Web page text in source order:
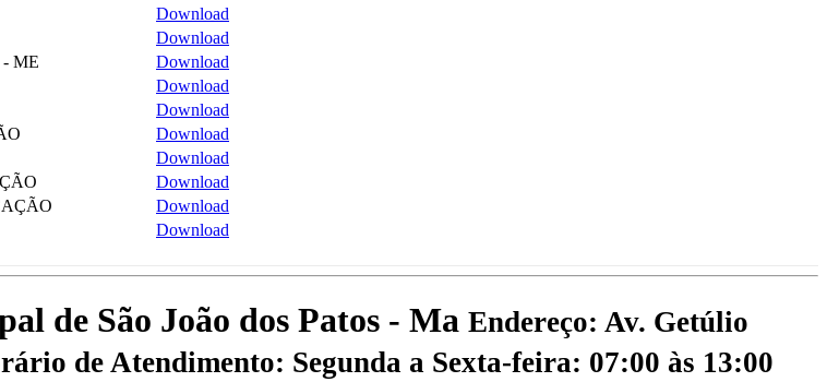
Download
Download
ME
Download
Download
Download
Download
Download
Download
Download
Download
de São João dos Patos - Ma Endereço: Av. Getúlio
de Atendimento: Segunda a Sexta-feira: 07:00 às 13:00